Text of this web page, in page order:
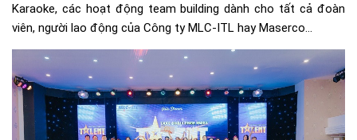
Karaoke, các hoạt động team building dành cho tất cả đoàn
viên, người lao động của Công ty MLC-ITL hay Maserco…